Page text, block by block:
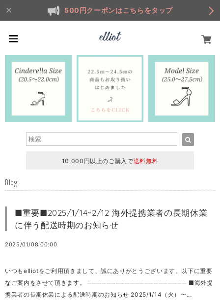
500円クーポンはこちらをタップ
10,000円以上のご購入で送料無料
Blog
■重要■2025/1/14~2/12 海外提携業者の長期休業
に伴う配送時期のお知らせ
2025/01/08 00:00
いつもelliotをご利用頂きまして、誠にありがとうございます。以下に重要
なご案内をさせて頂きます。 ───────────────────── ■海外提
携業者の長期休業による配送時期のお知らせ 2025/1/14（火）〜...